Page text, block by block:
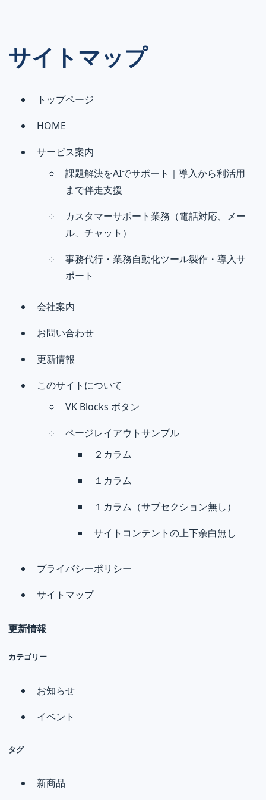
サイトマップ
トップページ
HOME
サービス案内
課題解決をAIでサポート｜導入から利活用
まで伴走支援
カスタマーサポート業務（電話対応、メー
ル、チャット）
事務代行・業務自動化ツール製作・導入サ
ポート
会社案内
お問い合わせ
更新情報
このサイトについて
VK Blocks ボタン
ページレイアウトサンプル
２カラム
１カラム
１カラム（サブセクション無し）
サイトコンテントの上下余白無し
プライバシーポリシー
サイトマップ
更新情報
カテゴリー
お知らせ
イベント
タグ
新商品